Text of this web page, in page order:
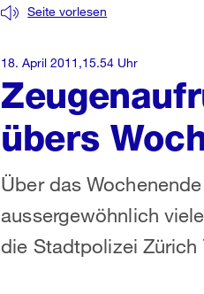
übers
Seite vorlesen
Über das
aussergewöhnlich
die Stadtpolizei
18. April 2011,15.54 Uhr